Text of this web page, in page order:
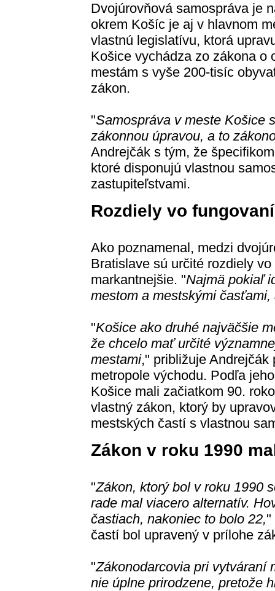
Dvojúrovňová samospráva je
okrem Košíc je aj v hlavnom
vlastnú legislatívu, ktorá
Košice vychádza zo zákona o
mestám s vyše 200-tisíc
zákon.
"Samospráva v meste Košice
zákonnou úpravou, a to
Andrejčák s tým, že
ktoré disponujú vlastnou
zastupiteľstvami.
Rozdiely vo fungovaní
Ako poznamenal, medzi
Bratislave sú určité rozdiely
markantnejšie. "Najmä pokiaľ
mestom a mestskými časťami,
"Košice ako druhé najväčšie
že chcelo mať určité
mestami," približuje Andrejčák
metropole východu. Podľa
Košice mali začiatkom 90.
vlastný zákon, ktorý by
mestských častí s vlastnou
Zákon v roku 1990
"Zákon, ktorý bol v roku 1990
rade mal viacero alternatív.
častiach, nakoniec to bolo 22,"
častí bol upravený v prílohe
"Zákonodarcovia pri vytváraní
nie úplne prirodzene, pretože